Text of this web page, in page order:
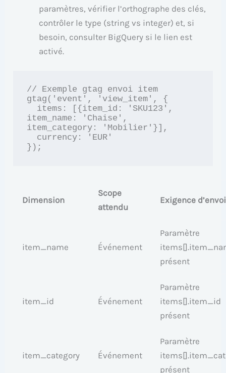
paramètres, vérifier l’orthographe des clés,
contrôler le type (string vs integer) et, si
besoin, consulter BigQuery si le lien est
activé.
// Exemple gtag envoi item
gtag('event', 'view_item', {
item_name: 'Chaise',
item_category: 'Mobilier'}],
Dimension
Scope
attendu
Exigence d’envoi
item_name Événement
Paramètre
présent
item_id Événement
Paramètre
items[].item_id
présent
item_category Événement
Paramètre
présent